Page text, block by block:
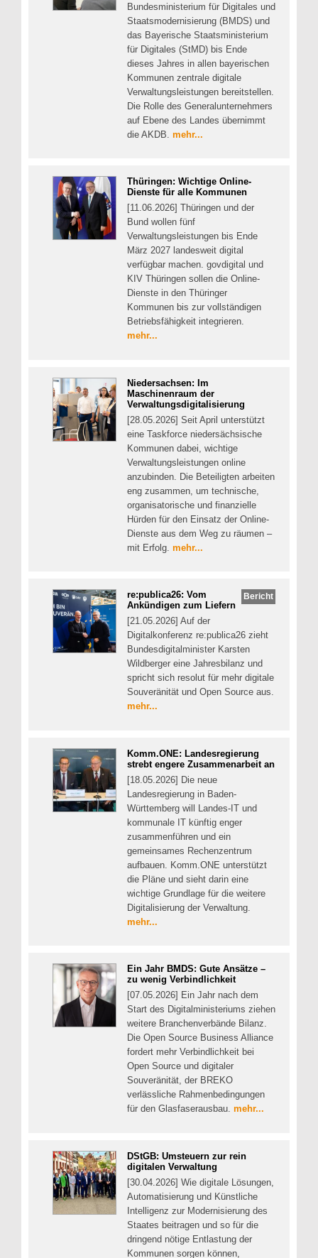
Bundesministerium für Digitales und
Staatsmodernisierung (BMDS) und
das Bayerische Staatsministerium
für Digitales (StMD) bis Ende
dieses Jahres in allen bayerischen
Kommunen zentrale digitale
Verwaltungsleistungen bereitstellen.
Die Rolle des Generalunternehmers
auf Ebene des Landes übernimmt
die AKDB. mehr...
Thüringen: Wichtige Online-
Dienste für alle Kommunen
[11.06.2026] Thüringen und der
Bund wollen fünf
Verwaltungsleistungen bis Ende
März 2027 landesweit digital
verfügbar machen. govdigital und
KIV Thüringen sollen die Online-
Dienste in den Thüringer
Kommunen bis zur vollständigen
Betriebsfähigkeit integrieren.
mehr...
Niedersachsen: Im
Maschinenraum der
Verwaltungsdigitalisierung
[28.05.2026] Seit April unterstützt
eine Taskforce niedersächsische
Kommunen dabei, wichtige
Verwaltungsleistungen online
anzubinden. Die Beteiligten arbeiten
eng zusammen, um technische,
organisatorische und finanzielle
Hürden für den Einsatz der Online-
Dienste aus dem Weg zu räumen –
mit Erfolg. mehr...
Bericht
re:publica26: Vom
Ankündigen zum Liefern
[21.05.2026] Auf der
Digitalkonferenz re:publica26 zieht
Bundesdigitalminister Karsten
Wildberger eine Jahresbilanz und
spricht sich resolut für mehr digitale
Souveränität und Open Source aus.
mehr...
Komm.ONE: Landesregierung
strebt engere Zusammenarbeit an
[18.05.2026] Die neue
Landesregierung in Baden-
Württemberg will Landes-IT und
kommunale IT künftig enger
zusammenführen und ein
gemeinsames Rechenzentrum
aufbauen. Komm.ONE unterstützt
die Pläne und sieht darin eine
wichtige Grundlage für die weitere
Digitalisierung der Verwaltung.
mehr...
Ein Jahr BMDS: Gute Ansätze –
zu wenig Verbindlichkeit
[07.05.2026] Ein Jahr nach dem
Start des Digitalministeriums ziehen
weitere Branchenverbände Bilanz.
Die Open Source Business Alliance
fordert mehr Verbindlichkeit bei
Open Source und digitaler
Souveränität, der BREKO
verlässliche Rahmenbedingungen
für den Glasfaserausbau. mehr...
DStGB: Umsteuern zur rein
digitalen Verwaltung
[30.04.2026] Wie digitale Lösungen,
Automatisierung und Künstliche
Intelligenz zur Modernisierung des
Staates beitragen und so für die
dringend nötige Entlastung der
Kommunen sorgen können,